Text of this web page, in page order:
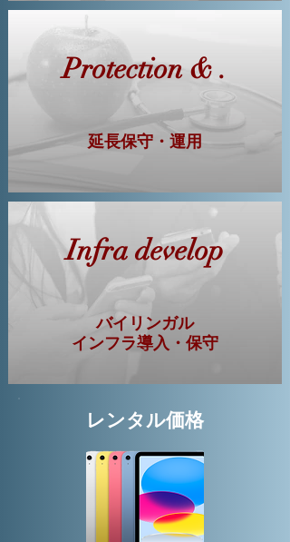
Protection & .
延長保守・運用
Infra develop
バイリンガル
インフラ導入・保守
レンタル価格